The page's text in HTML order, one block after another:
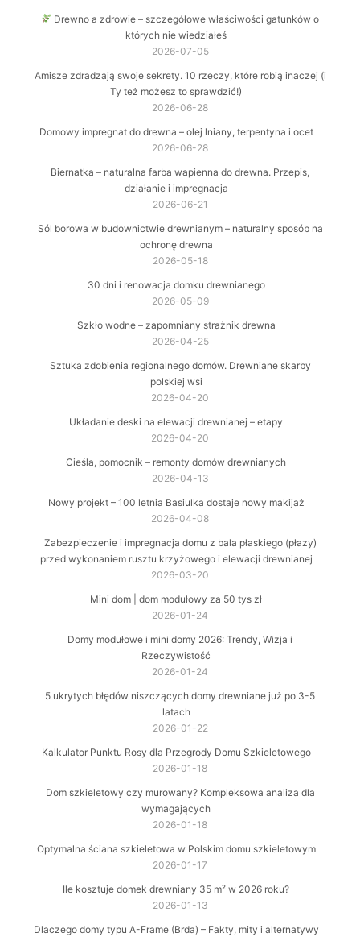
Drewno a zdrowie – szczegółowe właściwości gatunków o
których nie wiedziałeś
2026-07-05
Amisze zdradzają swoje sekrety. 10 rzeczy, które robią inaczej (i
Ty też możesz to sprawdzić!)
2026-06-28
Domowy impregnat do drewna – olej lniany, terpentyna i ocet
2026-06-28
Biernatka – naturalna farba wapienna do drewna. Przepis,
działanie i impregnacja
2026-06-21
Sól borowa w budownictwie drewnianym – naturalny sposób na
ochronę drewna
2026-05-18
30 dni i renowacja domku drewnianego
2026-05-09
Szkło wodne – zapomniany strażnik drewna
2026-04-25
Sztuka zdobienia regionalnego domów. Drewniane skarby
polskiej wsi
2026-04-20
Układanie deski na elewacji drewnianej – etapy
2026-04-20
Cieśla, pomocnik – remonty domów drewnianych
2026-04-13
Nowy projekt – 100 letnia Basiulka dostaje nowy makijaż
2026-04-08
Zabezpieczenie i impregnacja domu z bala płaskiego (płazy)
przed wykonaniem rusztu krzyżowego i elewacji drewnianej
2026-03-20
Mini dom | dom modułowy za 50 tys zł
2026-01-24
Domy modułowe i mini domy 2026: Trendy, Wizja i
Rzeczywistość
2026-01-24
5 ukrytych błędów niszczących domy drewniane już po 3-5
latach
2026-01-22
Kalkulator Punktu Rosy dla Przegrody Domu Szkieletowego
2026-01-18
Dom szkieletowy czy murowany? Kompleksowa analiza dla
wymagających
2026-01-18
Optymalna ściana szkieletowa w Polskim domu szkieletowym
2026-01-17
Ile kosztuje domek drewniany 35 m² w 2026 roku?
2026-01-13
Dlaczego domy typu A-Frame (Brda) – Fakty, mity i alternatywy